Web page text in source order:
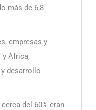
más de 6,8
empresas y
y África,
desarrollo
del 60% eran